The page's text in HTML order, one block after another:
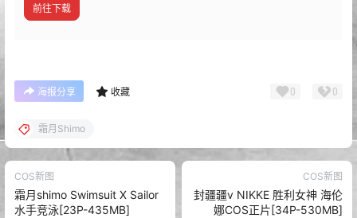
前往下载
海报分享 收藏 0 0
霜月Shimo
COS新图
霜月shimo Swimsuit X Sailor
水手竞泳[23P-435MB]
COS新图
封疆疆v NIKKE 胜利女神 海伦
娜COS正片[34P-530MB]